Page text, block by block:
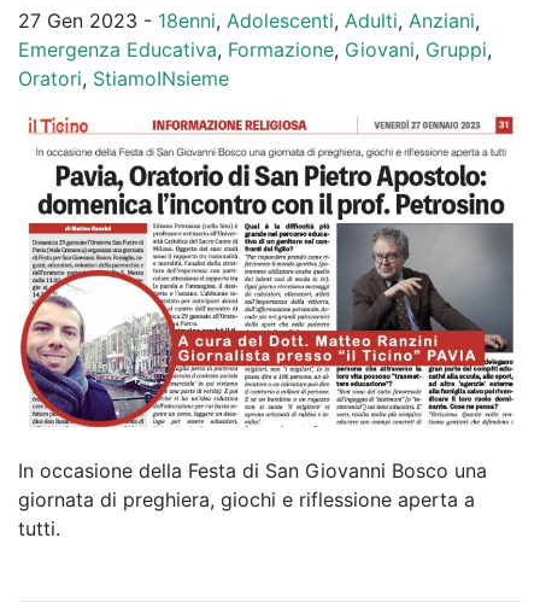
27 Gen 2023 - 18enni, Adolescenti, Adulti, Anziani,
Emergenza Educativa, Formazione, Giovani, Gruppi,
Oratori, StiamoINsieme
In occasione della Festa di San Giovanni Bosco una
giornata di preghiera, giochi e riflessione aperta a
tutti.